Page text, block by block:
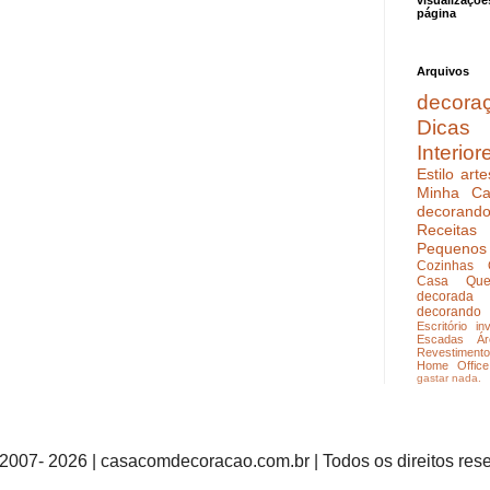
página
Arquivos
Dicas
Estilo
Minha
Receitas
Cozinhas
Casa
decorada
Escritório
Escadas
Revestimento
Home Office
gastar nada.
2026 | casacomdecoracao.com.br | Todos os direitos